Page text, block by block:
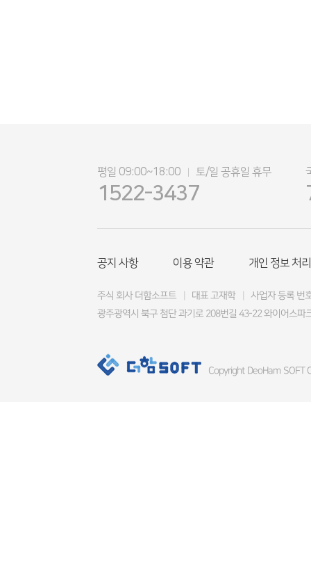
평일 09:00~18:00 토/일 공휴일 휴무
1522-3437
공지 사항 이용 약관 개인 정보 처
주식 회사 더함소프트 대표 고재학 사업자 등록 번
광주광역시 북구 첨단 과기로 208번길 43-22 와이어스파
Copyright DeoHam SOFT